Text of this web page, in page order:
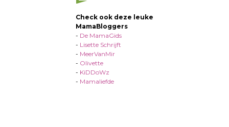
Check ook deze leuke
MamaBloggers
- De MamaGids
- Lisette Schrijft
- MeerVanMir
- Olivette
- KiDDoWz
- Mamaliefde